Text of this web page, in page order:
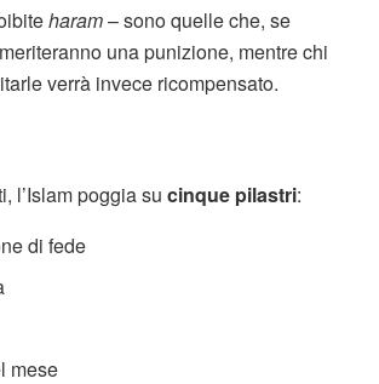
haram– sono quelle che, se
una punizione, mentre chi
verrà invece ricompensato.
l’Islam poggia su cinque pilastri:
di fede
mese